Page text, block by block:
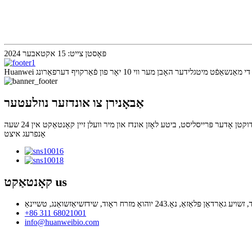
פּאָסטן צייט: 15 אקטאבער 2024
אַבאָנירן צו אונדזער נוזלעטער
אָנפרעג איצט
קאָנטאַקט us
+86 311 68021001
info@huanweibio.com